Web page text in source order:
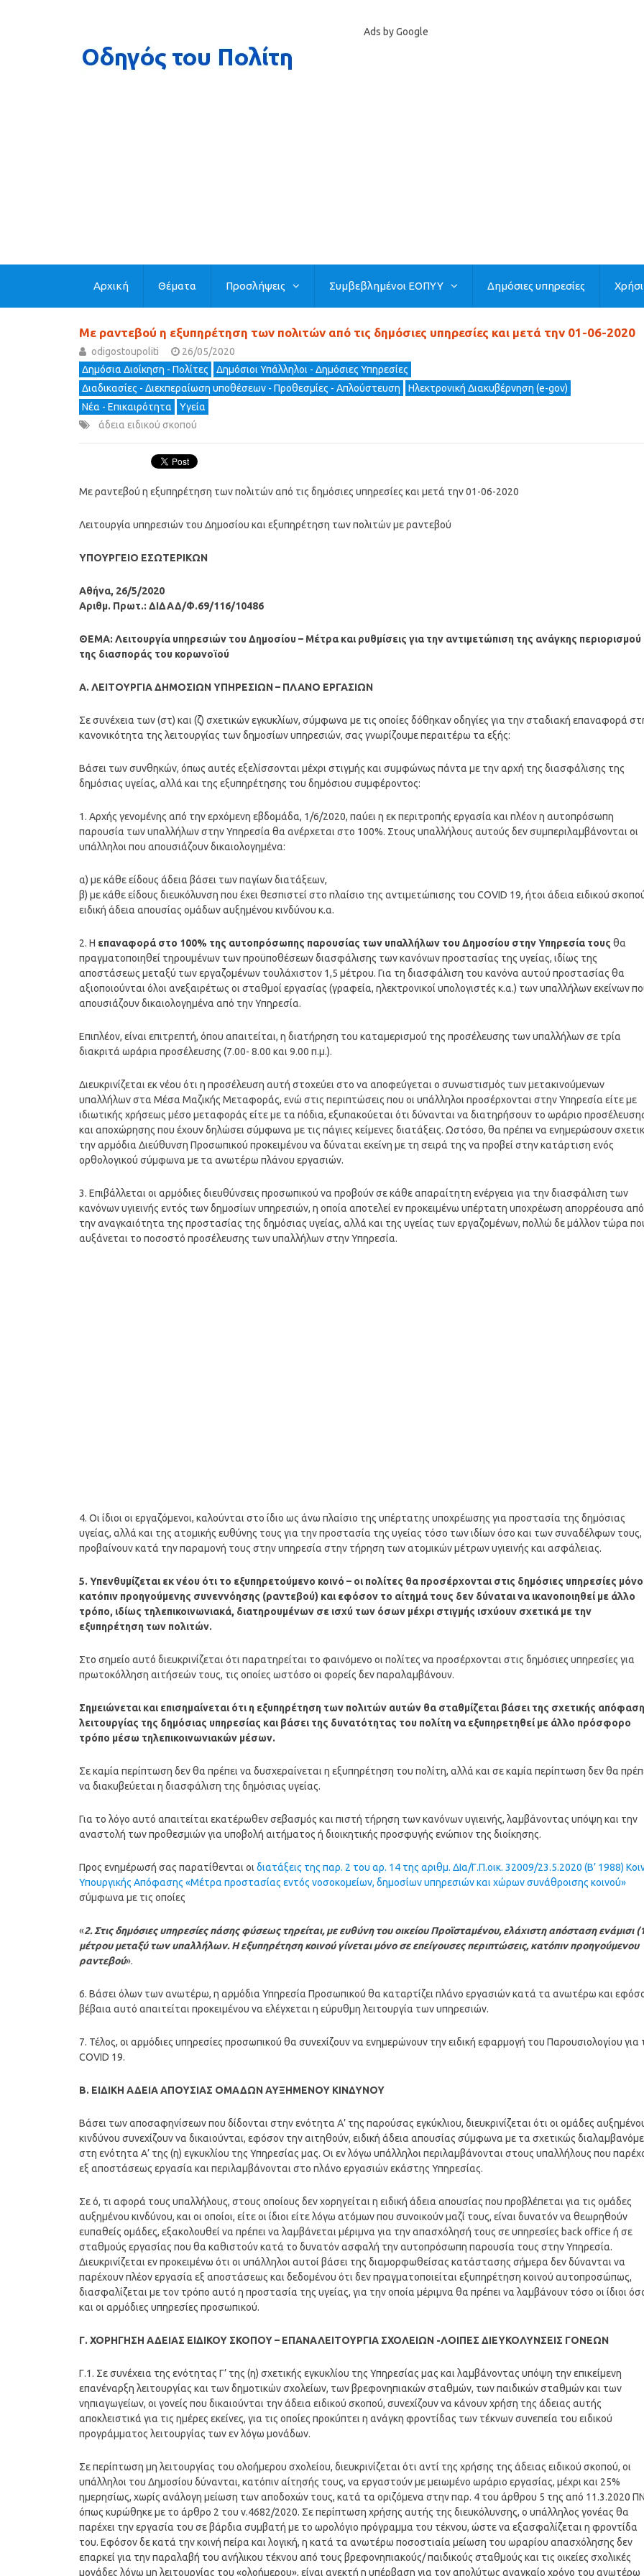
Ads by Google
Αρχική Θέματα Προσλήψεις Συμβεβλημένοι ΕΟΠΥΥ Δημόσιες υπηρεσίες
Με ραντεβού η εξυπηρέτηση των πολιτών από τις δημόσιες υπηρεσίες και μετά την 01-06-2020
odigostoupoliti
26/05/2020
Δημόσια Διοίκηση - Πολίτες
Δημόσιοι Υπάλληλοι - Δημόσιες Υπηρεσίες
Διαδικασίες - Διεκπεραίωση υποθέσεων - Προθεσμίες - Απλούστευση
Ηλεκτρονική Διακυβέρνηση (e-gov)
Νέα - Επικαιρότητα
Υγεία
άδεια ειδικού σκοπού
Με ραντεβού η εξυπηρέτηση των πολιτών από τις δημόσιες υπηρεσίες και μετά την 01-06-2020
Λειτουργία υπηρεσιών του Δημοσίου και εξυπηρέτηση των πολιτών με ραντεβού
ΥΠΟΥΡΓΕΙΟ ΕΣΩΤΕΡΙΚΩΝ
Αθήνα, 26/5/2020
Αριθμ. Πρωτ.: ΔΙΔΑΔ/Φ.69/116/10486
ΘΕΜΑ: Λειτουργία υπηρεσιών του Δημοσίου – Μέτρα και ρυθμίσεις για την αντιμετώπιση της ανάγκης περιορισμού
της διασποράς του κορωνοϊού
Α. ΛΕΙΤΟΥΡΓΙΑ ΔΗΜΟΣΙΩΝ ΥΠΗΡΕΣΙΩΝ – ΠΛΑΝΟ ΕΡΓΑΣΙΩΝ
Σε συνέχεια των (στ) και (ζ) σχετικών εγκυκλίων, σύμφωνα με τις οποίες δόθηκαν οδηγίες για την σταδιακή επαναφορά
κανονικότητα της λειτουργίας των δημοσίων υπηρεσιών, σας γνωρίζουμε περαιτέρω τα εξής:
Βάσει των συνθηκών, όπως αυτές εξελίσσονται μέχρι στιγμής και συμφώνως πάντα με την αρχή της διασφάλισης της
δημόσιας υγείας, αλλά και της εξυπηρέτησης του δημόσιου συμφέροντος:
1. Αρχής γενομένης από την ερχόμενη εβδομάδα, 1/6/2020, παύει η εκ περιτροπής εργασία και πλέον η αυτοπρόσωπη
παρουσία των υπαλλήλων στην Υπηρεσία θα ανέρχεται στο 100%. Στους υπαλλήλους αυτούς δεν συμπεριλαμβάνονται οι
υπάλληλοι που απουσιάζουν δικαιολογημένα:
α) με κάθε είδους άδεια βάσει των παγίων διατάξεων,
β) με κάθε είδους διευκόλυνση που έχει θεσπιστεί στο πλαίσιο της αντιμετώπισης του COVID 19, ήτοι άδεια ειδικού
ειδική άδεια απουσίας ομάδων αυξημένου κινδύνου κ.α.
2. Η επαναφορά στο 100% της αυτοπρόσωπης παρουσίας των υπαλλήλων του Δημοσίου στην Υπηρεσία τους θα
πραγματοποιηθεί τηρουμένων των προϋποθέσεων διασφάλισης των κανόνων προστασίας της υγείας, ιδίως της
αποστάσεως μεταξύ των εργαζομένων τουλάχιστον 1,5 μέτρου. Για τη διασφάλιση του κανόνα αυτού προστασίας θα
αξιοποιούνται όλοι ανεξαιρέτως οι σταθμοί εργασίας (γραφεία, ηλεκτρονικοί υπολογιστές κ.α.) των υπαλλήλων εκείνων
απουσιάζουν δικαιολογημένα από την Υπηρεσία.
Επιπλέον, είναι επιτρεπτή, όπου απαιτείται, η διατήρηση του καταμερισμού της προσέλευσης των υπαλλήλων σε τρία
διακριτά ωράρια προσέλευσης (7.00- 8.00 και 9.00 π.μ.).
Διευκρινίζεται εκ νέου ότι η προσέλευση αυτή στοχεύει στο να αποφεύγεται ο συνωστισμός των μετακινούμενων
υπαλλήλων στα Μέσα Μαζικής Μεταφοράς, ενώ στις περιπτώσεις που οι υπάλληλοι προσέρχονται στην Υπηρεσία είτε με
ιδιωτικής χρήσεως μέσο μεταφοράς είτε με τα πόδια, εξυπακούεται ότι δύνανται να διατηρήσουν το ωράριο
και αποχώρησης που έχουν δηλώσει σύμφωνα με τις πάγιες κείμενες διατάξεις. Ωστόσο, θα πρέπει να ενημερώσουν
την αρμόδια Διεύθυνση Προσωπικού προκειμένου να δύναται εκείνη με τη σειρά της να προβεί στην κατάρτιση ενός
ορθολογικού σύμφωνα με τα ανωτέρω πλάνου εργασιών.
3. Επιβάλλεται οι αρμόδιες διευθύνσεις προσωπικού να προβούν σε κάθε απαραίτητη ενέργεια για την διασφάλιση των
κανόνων υγιεινής εντός των δημοσίων υπηρεσιών, η οποία αποτελεί εν προκειμένω υπέρτατη υποχρέωση απορρέουσα από
την αναγκαιότητα της προστασίας της δημόσιας υγείας, αλλά και της υγείας των εργαζομένων, πολλώ δε μάλλον τώρα
αυξάνεται το ποσοστό προσέλευσης των υπαλλήλων στην Υπηρεσία.
4. Οι ίδιοι οι εργαζόμενοι, καλούνται στο ίδιο ως άνω πλαίσιο της υπέρτατης υποχρέωσης για προστασία της δημόσιας
υγείας, αλλά και της ατομικής ευθύνης τους για την προστασία της υγείας τόσο των ιδίων όσο και των συναδέλφων τους,
προβαίνουν κατά την παραμονή τους στην υπηρεσία στην τήρηση των ατομικών μέτρων υγιεινής και ασφάλειας.
5. Υπενθυμίζεται εκ νέου ότι το εξυπηρετούμενο κοινό – οι πολίτες θα προσέρχονται στις δημόσιες υπηρεσίες μόνο
κατόπιν προηγούμενης συνεννόησης (ραντεβού) και εφόσον το αίτημά τους δεν δύναται να ικανοποιηθεί με άλλο
τρόπο, ιδίως τηλεπικοινωνιακά, διατηρουμένων σε ισχύ των όσων μέχρι στιγμής ισχύουν σχετικά με την
εξυπηρέτηση των πολιτών.
Στο σημείο αυτό διευκρινίζεται ότι παρατηρείται το φαινόμενο οι πολίτες να προσέρχονται στις δημόσιες υπηρεσίες για
πρωτοκόλληση αιτήσεών τους, τις οποίες ωστόσο οι φορείς δεν παραλαμβάνουν.
Σημειώνεται και επισημαίνεται ότι η εξυπηρέτηση των πολιτών αυτών θα σταθμίζεται βάσει της σχετικής
λειτουργίας της δημόσιας υπηρεσίας και βάσει της δυνατότητας του πολίτη να εξυπηρετηθεί με άλλο πρόσφορο
τρόπο μέσω τηλεπικοινωνιακών μέσων.
Σε καμία περίπτωση δεν θα πρέπει να δυσχεραίνεται η εξυπηρέτηση του πολίτη, αλλά και σε καμία περίπτωση δεν θα
να διακυβεύεται η διασφάλιση της δημόσιας υγείας.
Για το λόγο αυτό απαιτείται εκατέρωθεν σεβασμός και πιστή τήρηση των κανόνων υγιεινής, λαμβάνοντας υπόψη και την
αναστολή των προθεσμιών για υποβολή αιτήματος ή διοικητικής προσφυγής ενώπιον της διοίκησης.
Προς ενημέρωσή σας παρατίθενται οι διατάξεις της παρ. 2 του αρ. 14 της αριθμ. ΔΙα/Γ.Π.οικ. 32009/23.5.2020 (Β’ 1988)
Υπουργικής Απόφασης «Μέτρα προστασίας εντός νοσοκομείων, δημοσίων υπηρεσιών και χώρων συνάθροισης κοινού»
σύμφωνα με τις οποίες
«2. Στις δημόσιες υπηρεσίες πάσης φύσεως τηρείται, με ευθύνη του οικείου Προϊσταμένου, ελάχιστη απόσταση ενάμισι
μέτρου μεταξύ των υπαλλήλων. Η εξυπηρέτηση κοινού γίνεται μόνο σε επείγουσες περιπτώσεις, κατόπιν προηγούμενου
ραντεβού».
6. Βάσει όλων των ανωτέρω, η αρμόδια Υπηρεσία Προσωπικού θα καταρτίζει πλάνο εργασιών κατά τα ανωτέρω και
βέβαια αυτό απαιτείται προκειμένου να ελέγχεται η εύρυθμη λειτουργία των υπηρεσιών.
7. Τέλος, οι αρμόδιες υπηρεσίες προσωπικού θα συνεχίζουν να ενημερώνουν την ειδική εφαρμογή του Παρουσιολογίου για
COVID 19.
Β. ΕΙΔΙΚΗ ΑΔΕΙΑ ΑΠΟΥΣΙΑΣ ΟΜΑΔΩΝ ΑΥΞΗΜΕΝΟΥ ΚΙΝΔΥΝΟΥ
Βάσει των αποσαφηνίσεων που δίδονται στην ενότητα Α’ της παρούσας εγκύκλιου, διευκρινίζεται ότι οι ομάδες
κινδύνου συνεχίζουν να δικαιούνται, εφόσον την αιτηθούν, ειδική άδεια απουσίας σύμφωνα με τα σχετικώς
στη ενότητα Α’ της (η) εγκυκλίου της Υπηρεσίας μας. Οι εν λόγω υπάλληλοι περιλαμβάνονται στους υπαλλήλους που
εξ αποστάσεως εργασία και περιλαμβάνονται στο πλάνο εργασιών εκάστης Υπηρεσίας.
Σε ό, τι αφορά τους υπαλλήλους, στους οποίους δεν χορηγείται η ειδική άδεια απουσίας που προβλέπεται για τις ομάδες
αυξημένου κινδύνου, και οι οποίοι, είτε οι ίδιοι είτε λόγω ατόμων που συνοικούν μαζί τους, είναι δυνατόν να θεωρηθούν
ευπαθείς ομάδες, εξακολουθεί να πρέπει να λαμβάνεται μέριμνα για την απασχόλησή τους σε υπηρεσίες back office ή σε
σταθμούς εργασίας που θα καθιστούν κατά το δυνατόν ασφαλή την αυτοπρόσωπη παρουσία τους στην Υπηρεσία.
Διευκρινίζεται εν προκειμένω ότι οι υπάλληλοι αυτοί βάσει της διαμορφωθείσας κατάστασης σήμερα δεν δύνανται να
παρέχουν πλέον εργασία εξ αποστάσεως και δεδομένου ότι δεν πραγματοποιείται εξυπηρέτηση κοινού αυτοπροσώπως,
διασφαλίζεται με τον τρόπο αυτό η προστασία της υγείας, για την οποία μέριμνα θα πρέπει να λαμβάνουν τόσο οι ίδιοι
και οι αρμόδιες υπηρεσίες προσωπικού.
Γ. ΧΟΡΗΓΗΣΗ ΑΔΕΙΑΣ ΕΙΔΙΚΟΥ ΣΚΟΠΟΥ – ΕΠΑΝΑΛΕΙΤΟΥΡΓΙΑ ΣΧΟΛΕΙΩΝ -ΛΟΙΠΕΣ ΔΙΕΥΚΟΛΥΝΣΕΙΣ ΓΟΝΕΩΝ
Γ.1. Σε συνέχεια της ενότητας Γ’ της (η) σχετικής εγκυκλίου της Υπηρεσίας μας και λαμβάνοντας υπόψη την επικείμενη
επανέναρξη λειτουργίας και των δημοτικών σχολείων, των βρεφονηπιακών σταθμών, των παιδικών σταθμών και των
νηπιαγωγείων, οι γονείς που δικαιούνται την άδεια ειδικού σκοπού, συνεχίζουν να κάνουν χρήση της άδειας αυτής
αποκλειστικά για τις ημέρες εκείνες, για τις οποίες προκύπτει η ανάγκη φροντίδας των τέκνων συνεπεία του ειδικού
προγράμματος λειτουργίας των εν λόγω μονάδων.
Σε περίπτωση μη λειτουργίας του ολοήμερου σχολείου, διευκρινίζεται ότι αντί της χρήσης της άδειας ειδικού σκοπού, οι
υπάλληλοι του Δημοσίου δύνανται, κατόπιν αίτησής τους, να εργαστούν με μειωμένο ωράριο εργασίας, μέχρι και 25%
ημερησίως, χωρίς ανάλογη μείωση των αποδοχών τους, κατά τα οριζόμενα στην παρ. 4 του άρθρου 5 της από 11.3.2020
όπως κυρώθηκε με το άρθρο 2 του ν.4682/2020. Σε περίπτωση χρήσης αυτής της διευκόλυνσης, ο υπάλληλος γονέας θα
παρέχει την εργασία του σε βάρδια συμβατή με το ωρολόγιο πρόγραμμα του τέκνου, ώστε να εξασφαλίζεται η φροντίδα
του. Εφόσον δε κατά την κοινή πείρα και λογική, η κατά τα ανωτέρω ποσοστιαία μείωση του ωραρίου απασχόλησης δεν
επαρκεί για την παραλαβή του ανήλικου τέκνου από τους βρεφονηπιακούς/ παιδικούς σταθμούς και τις οικείες σχολικές
μονάδες λόγω μη λειτουργίας του «ολοήμερου», είναι ανεκτή η υπέρβαση για τον απολύτως αναγκαίο χρόνο του ανωτέρω